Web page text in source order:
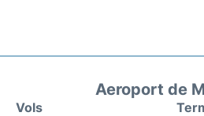
Aeroport de
Vols